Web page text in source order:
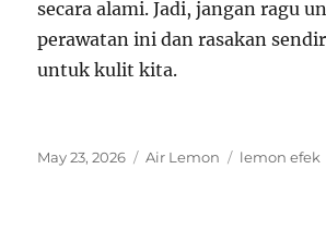
secara alami. Jadi, jangan ragu
perawatan ini dan rasakan
untuk kulit kita.
Posted
May 23, 2026 Categories
Air Lemon Tags
lemon efek